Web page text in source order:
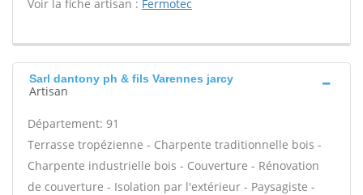
Voir la fiche artisan : Fermotec
Sarl dantony ph & fils Varennes jarcy
Artisan
Département: 91
Terrasse tropézienne - Charpente traditionnelle bois -
Charpente industrielle bois - Couverture - Rénovation
de couverture - Isolation par l'extérieur - Paysagiste -